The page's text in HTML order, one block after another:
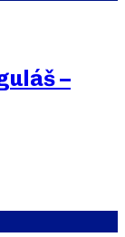
–